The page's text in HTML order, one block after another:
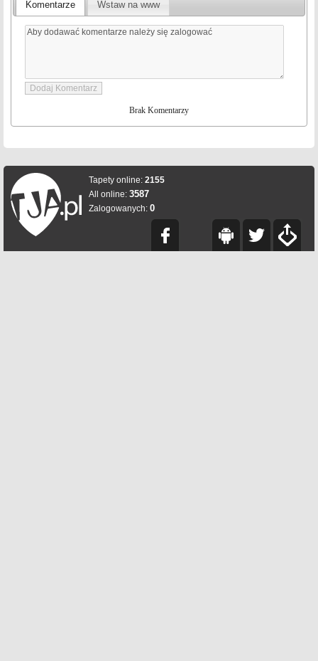
Komentarze Wstaw na www
Brak Komentarzy
Tapety online: 2155
All online: 3587
Zalogowanych: 0